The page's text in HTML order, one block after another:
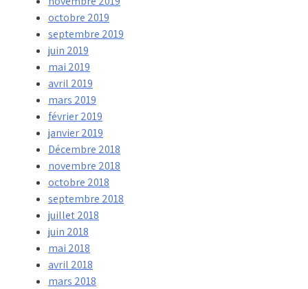
octobre 2019
septembre 2019
juin 2019
mai 2019
avril 2019
mars 2019
février 2019
janvier 2019
Décembre 2018
novembre 2018
octobre 2018
septembre 2018
juillet 2018
juin 2018
mai 2018
avril 2018
mars 2018